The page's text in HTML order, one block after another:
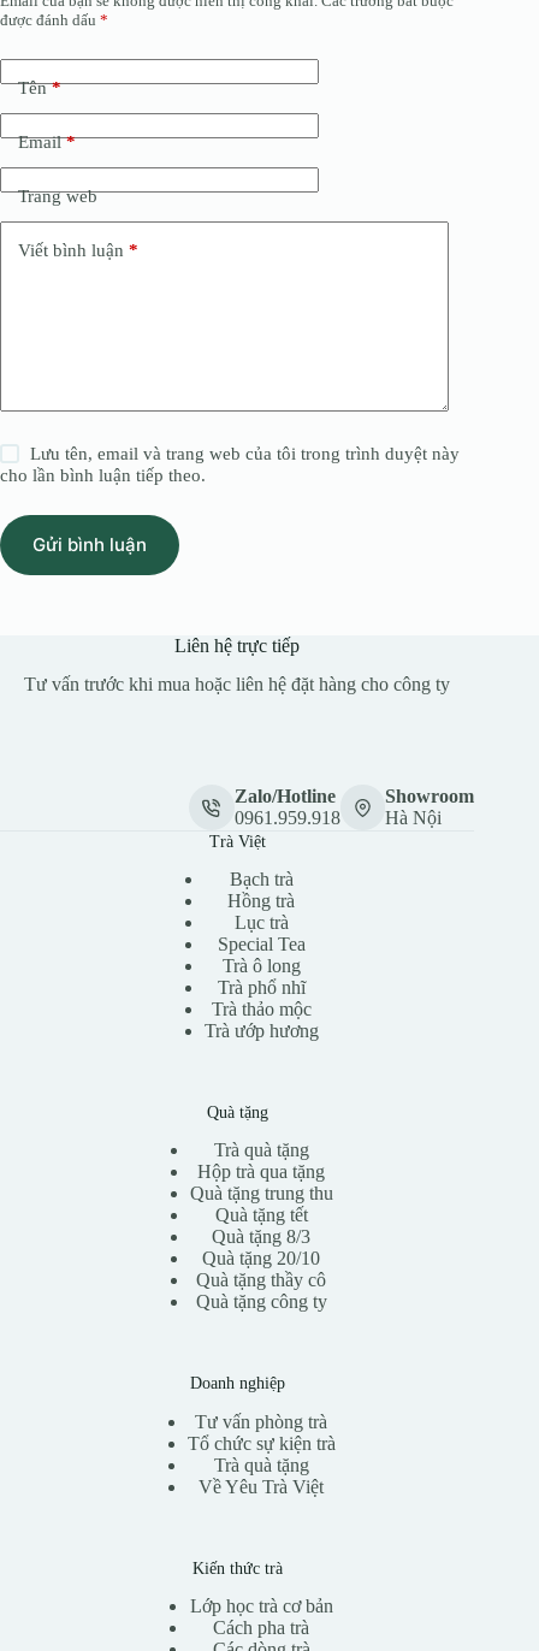
được đánh dấu *
Tên*
Email*
Trang web
Viết bình luận *
Lưu tên, email và trang web của tôi trong trình duyệt này
cho lần bình luận tiếp theo.
Gửi bình luận
Liên hệ trực tiếp
Tư vấn trước khi mua hoặc liên hệ đặt hàng cho công ty
Zalo/Hotline
0961.959.918
Showroom
Hà Nội
Trà Việt
Bạch trà
Hồng trà
Lục trà
Special Tea
Trà ô long
Trà phổ nhĩ
Trà thảo mộc
Trà ướp hương
Quà tặng
Trà quà tặng
Hộp trà qua tặng
Quà tặng trung thu
Quà tặng tết
Quà tặng 8/3
Quà tặng 20/10
Quà tặng thầy cô
Quà tặng công ty
Doanh nghiệp
Tư vấn phòng trà
Tổ chức sự kiện trà
Trà quà tặng
Về Yêu Trà Việt
Kiến thức trà
Lớp học trà cơ bản
Cách pha trà